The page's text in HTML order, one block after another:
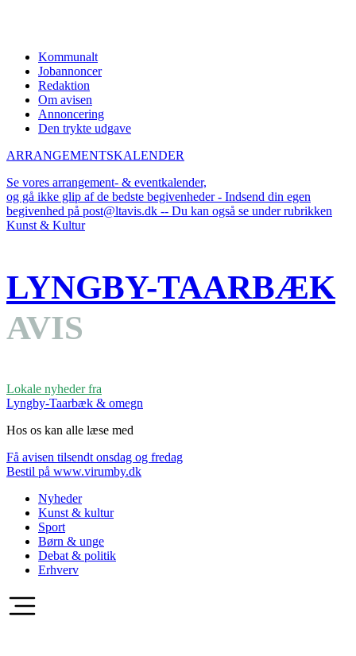
Kommunalt
Jobannoncer
Redaktion
Om avisen
Annoncering
Den trykte udgave
ARRANGEMENTSKALENDER
Se vores arrangement- & eventkalender,
og gå ikke glip af de bedste begivenheder - Indsend din egen
begivenhed på post@ltavis.dk -- Du kan også se under rubrikken
Kunst & Kultur
LYNGBY-TAARBÆK
AVIS
Lokale nyheder fra
Lyngby-Taarbæk & omegn
Hos os kan alle læse med
Få avisen tilsendt onsdag og fredag
Bestil på www.virumby.dk
Nyheder
Kunst & kultur
Sport
Børn & unge
Debat & politik
Erhverv